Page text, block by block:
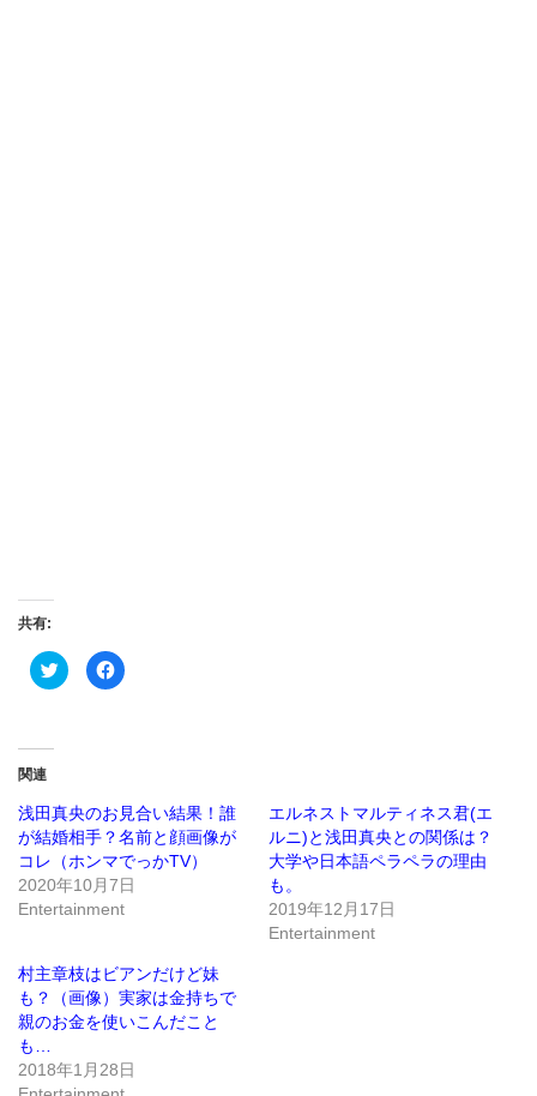
共有:
ク
リ
(新
し
い
ウ
ィ
ン
ド
ウ
ま
す)
Facebook
で
ッ
ク
し
て
く
だ
さ
い
ウ
ィ
ン
ド
ウ
き
ま
関連
浅田真央のお見合い結果！誰
が結婚相手？名前と顔画像が
コレ（ホンマでっかTV）
2020年10月7日
Entertainment
エルネストマルティネス君(エ
ルニ)と浅田真央との関係は？
大学や日本語ペラペラの理由
も。
2019年12月17日
Entertainment
村主章枝はビアンだけど妹
も？（画像）実家は金持ちで
親のお金を使いこんだこと
も…
2018年1月28日